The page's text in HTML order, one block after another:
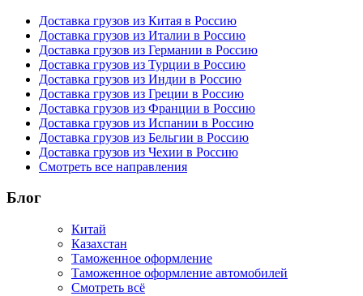
Доставка грузов из Китая в Россию
Доставка грузов из Италии в Россию
Доставка грузов из Германии в Россию
Доставка грузов из Турции в Россию
Доставка грузов из Индии в Россию
Доставка грузов из Греции в Россию
Доставка грузов из Франции в Россию
Доставка грузов из Испании в Россию
Доставка грузов из Бельгии в Россию
Доставка грузов из Чехии в Россию
Смотреть все направления
Блог
Китай
Казахстан
Таможенное оформление
Таможенное оформление автомобилей
Смотреть всё